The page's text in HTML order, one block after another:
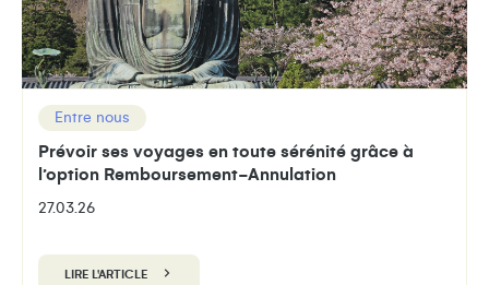
Entre nous
Prévoir ses voyages en toute sérénité grâce à
l’option Remboursement-Annulation
27.03.26
LIRE L'ARTICLE